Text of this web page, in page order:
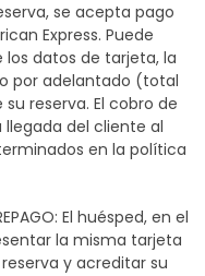
se acepta pago
Express. Puede
los datos de tarjeta, la
por adelantado (total
reserva. El cobro de
del cliente al
en la política
El huésped, en el
la misma tarjeta
y acreditar su